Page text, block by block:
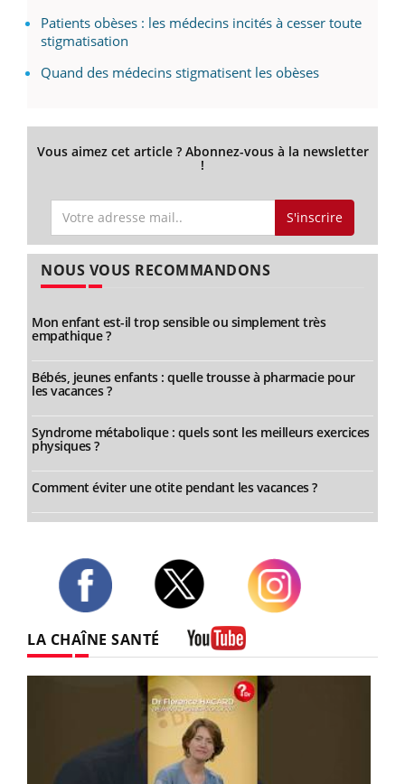
Patients obèses : les médecins incités à cesser toute
stigmatisation
Quand des médecins stigmatisent les obèses
Vous aimez cet article ? Abonnez-vous à la newsletter
!
S'inscrire
NOUS VOUS RECOMMANDONS
Mon enfant est-il trop sensible ou simplement très
empathique ?
Bébés, jeunes enfants : quelle trousse à pharmacie pour
les vacances ?
Syndrome métabolique : quels sont les meilleurs exercices
physiques ?
Comment éviter une otite pendant les vacances ?
LA CHAÎNE SANTÉ